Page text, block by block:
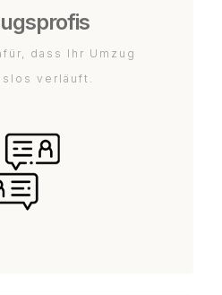
dass Ihr Umzug
verläuft.